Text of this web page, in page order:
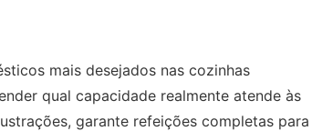
mais desejados nas cozinhas
qual capacidade realmente atende às
garante refeições completas para